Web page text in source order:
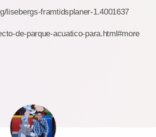
lisebergs-framtidsplaner-1.4001637
de-parque-acuatico-para.html#more